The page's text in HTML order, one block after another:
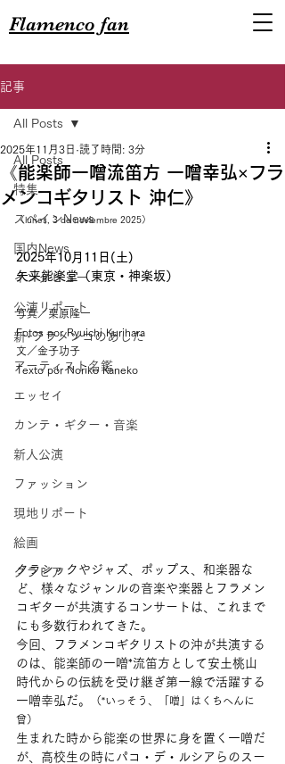
Flamenco fan
記事
All Posts
特集
スペインNews
国内News
インタビュー
公演リポート
新･フラメンコのあした
アーティスト名鑑
エッセイ
カンテ・ギター・音楽
新人公演
ファッション
現地リポート
絵画
グラビア
All Posts
《能楽師一噌流笛方 一噌幸弘×フラ
メンコギタリスト 沖仁》
2025年11月3日 読了時間: 3分
（lunes, 3 de noviembre 2025）
2025年10月11日(土)
矢来能楽堂（東京・神楽坂）
写真／栗原隆一
Fotos por Ryuichi Kurihara
文／金子功子
Texto por Noriko Kaneko
クラシックやジャズ、ポップス、和楽器な
ど、様々なジャンルの音楽や楽器とフラメン
コギターが共演するコンサートは、これまで
にも多数行われてきた。
今回、フラメンコギタリストの沖が共演する
のは、能楽師の一噌*流笛方として安土桃山
時代からの伝統を受け継ぎ第一線で活躍する
一噌幸弘だ。
（*いっそう、「噌」はくちへんに
曾）
生まれた時から能楽の世界に身を置く一噌だ
が、高校生の時にパコ・デ・ルシアらのスー